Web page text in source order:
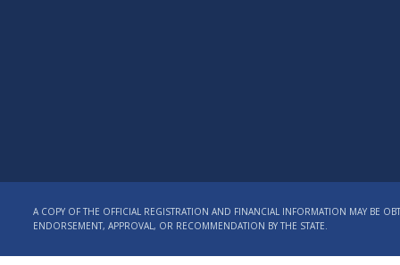
A COPY OF THE OFFICIAL REGISTRATION AND FINANCIAL INFORMATION MAY BE
ENDORSEMENT, APPROVAL, OR RECOMMENDATION BY THE STATE.